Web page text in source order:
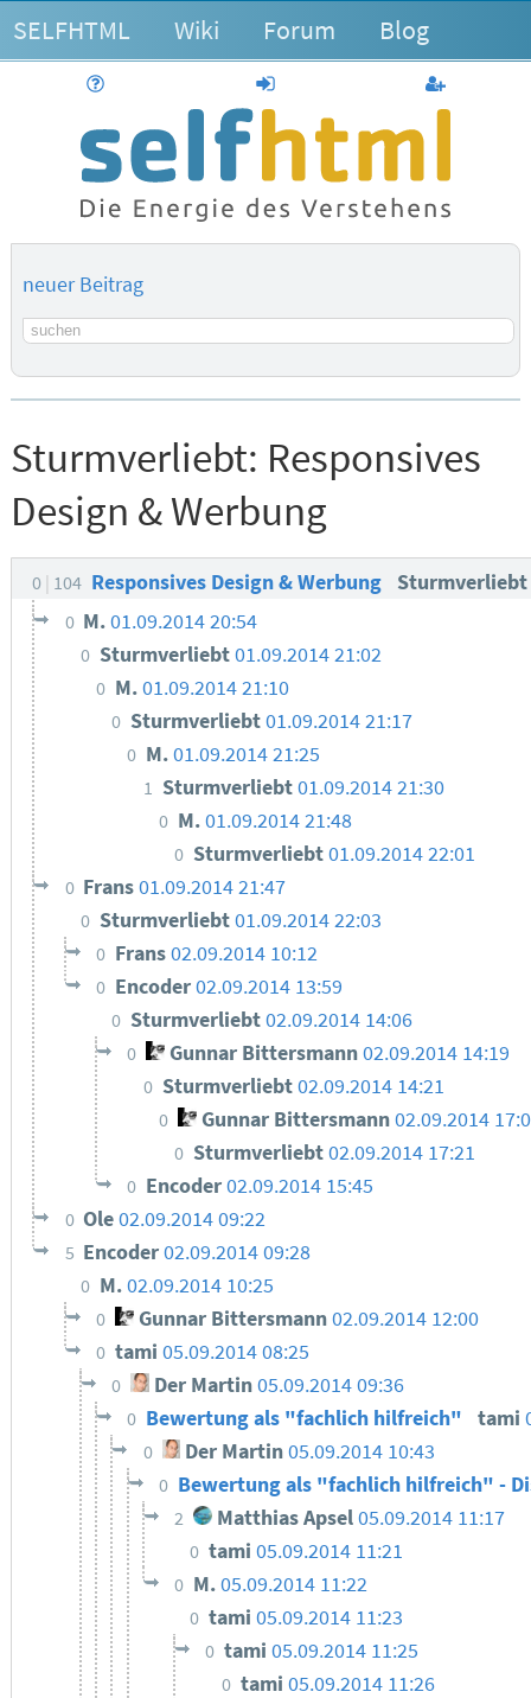
SELFHTML Wiki Forum Blog
anmelden
neuer Beitrag
Suchbegriff
Sturmverliebt: Responsives
Design & Werbung
0 104 Responsives Design & Werbung Sturmverliebt
0 M.01.09.2014 20:54
0 Sturmverliebt01.09.2014 21:02
0 M.01.09.2014 21:10
0 Sturmverliebt01.09.2014 21:17
0 M.01.09.2014 21:25
1 Sturmverliebt01.09.2014 21:30
0 M.01.09.2014 21:48
0 Sturmverliebt01.09.2014 22:01
0 Frans01.09.2014 21:47
0 Sturmverliebt01.09.2014 22:03
0 Frans02.09.2014 10:12
0 Encoder02.09.2014 13:59
0 Sturmverliebt02.09.2014 14:06
0 Gunnar Bittersmann02.09.2014 14:19
0 Sturmverliebt02.09.2014 14:21
0 Gunnar Bittersmann 02.09.2014
0 Sturmverliebt02.09.2014 17:21
0 Encoder02.09.2014 15:45
0 Ole02.09.2014 09:22
5 Encoder02.09.2014 09:28
0 M.02.09.2014 10:25
0 Gunnar Bittersmann02.09.2014 12:00
0 tami 05.09.2014 08:25
0 Der Martin05.09.2014 09:36
0 Bewertung als "fachlich hilfreich" tami
0 Der Martin05.09.2014 10:43
0 Bewertung als "fachlich hilfreich" -
2 Matthias Apsel05.09.2014 11:17
0 tami05.09.2014 11:21
0 M.05.09.2014 11:22
0 tami05.09.2014 11:23
0 tami05.09.2014 11:25
0 tami 05.09.2014 11:26